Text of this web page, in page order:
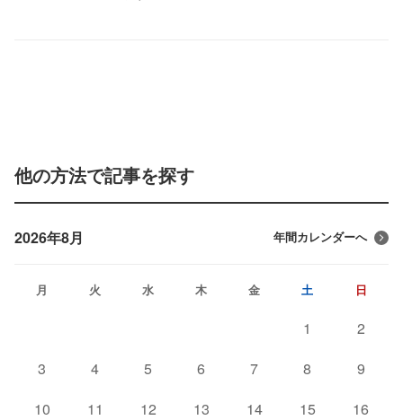
他の方法で記事を探す
2026年8月 年間カレンダーへ
月 火 水 木 金 土 日
1
2
3
4 5 6 7 8
9
10
11 12 13 14 15
16